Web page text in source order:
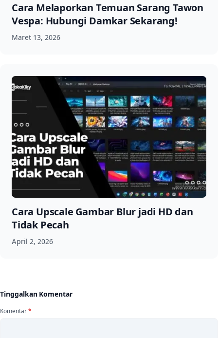
Cara Melaporkan Temuan Sarang Tawon
Vespa: Hubungi Damkar Sekarang!
Maret 13, 2026
Cara Upscale Gambar Blur jadi HD dan
Tidak Pecah
April 2, 2026
Tinggalkan Komentar
Komentar *